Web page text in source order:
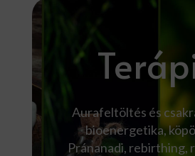
Aurafeltöltés és
bioenergetika,
Pránanadi, rebirthing,